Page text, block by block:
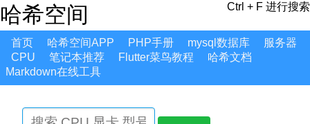
哈希空间 Ctrl + F 进行搜索
首页 哈希空间APP PHP手册 mysql数据库
服务器
CPU
笔记本推荐 Flutter菜鸟教程
哈希文档
Markdown在线工具